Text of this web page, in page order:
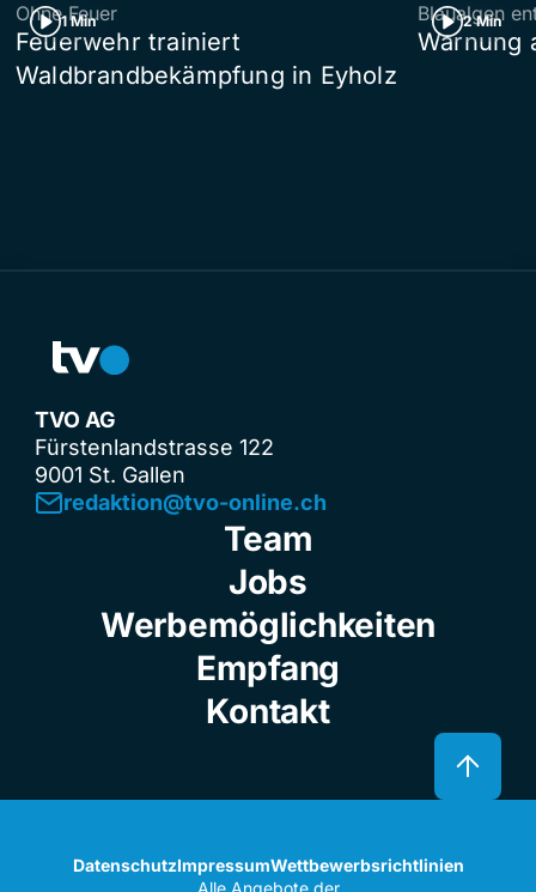
1 Min
Ohne Feuer
Feuerwehr trainiert
Waldbrandbekämpfung in Eyholz
2 Min
Blaualgen
Warnung
TVO AG
Fürstenlandstrasse 122
9001 St. Gallen
redaktion@tvo-online.ch
Team
Jobs
Werbemöglichkeiten
Empfang
Kontakt
DatenschutzImpressumWettbewerbsrichtlinien